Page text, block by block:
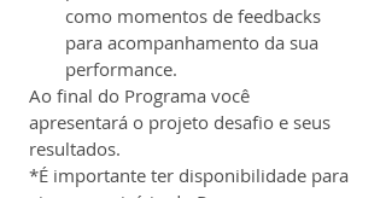
como momentos de feedbacks
para acompanhamento da sua
performance.
Ao final do Programa você
apresentará o projeto desafio e seus
resultados.
*É importante ter disponibilidade para